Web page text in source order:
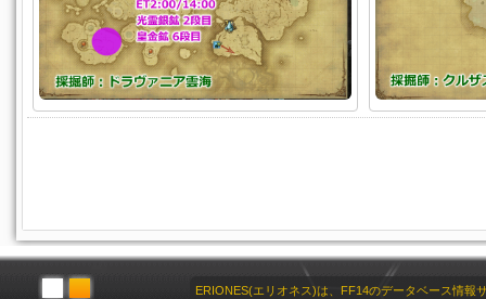
ERIONES(エリオネス)は、FF14のデータベース情報